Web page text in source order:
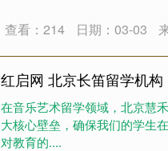
查看：214 日期：03-03
红启网 北京长笛留学机
在音乐艺术留学领域，北京慧
大核心壁垒，确保我们的学生
对教育的....